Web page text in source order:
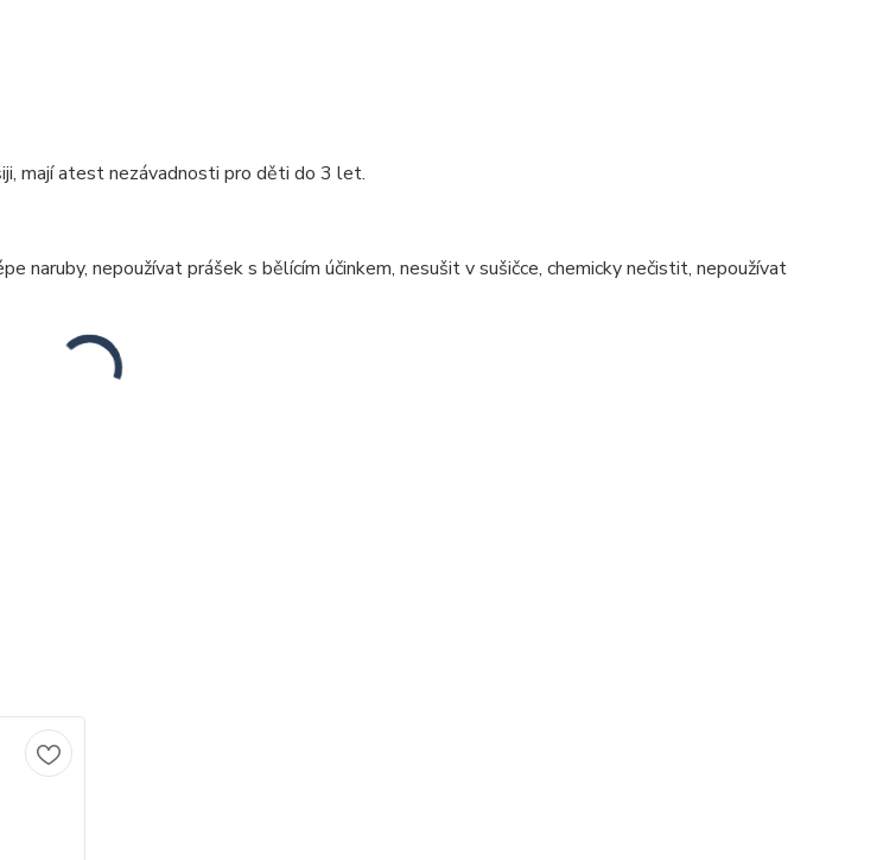
mají atest nezávadnosti pro děti do 3 let.
naruby, nepoužívat prášek s bělícím účinkem, nesušit v sušičce, chemicky nečistit, nepoužívat